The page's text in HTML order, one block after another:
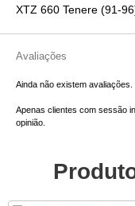
XTZ 660 Tenere (91-
Avaliações
Ainda não existem avaliações.
Apenas clientes com sessão
opinião.